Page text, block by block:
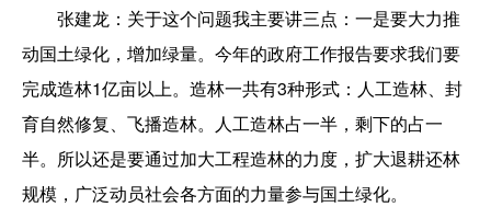
张建龙： 关于这个问题我主要讲三点：一是要大力推
动国土绿化，增加绿量。今年的政府工作报告要求我们要
完成造林1亿亩以上。造林一共有3种形式：人工造林、封
育自然修复、飞播造林。人工造林占一半，剩下的占一
半。所以还是要通过加大工程造林的力度，扩大退耕还林
规模，广泛动员社会各方面的力量参与国土绿化。